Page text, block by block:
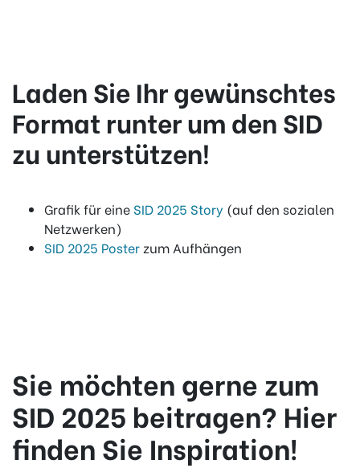
Laden Sie Ihr gewünschtes
Format runter um den SID
zu unterstützen!
Grafik für eine SID 2025 Story (auf den sozialen
Netzwerken)
SID 2025 Poster zum Aufhängen
Sie möchten gerne zum
SID 2025 beitragen? Hier
finden Sie Inspiration!